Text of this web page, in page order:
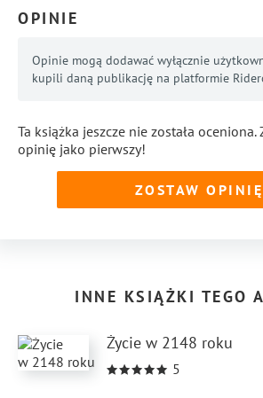
OPINIE
Opinie mogą dodawać wyłącznie
kupili daną publikację na platformie
Ta książka jeszcze nie została
opinię jako pierwszy!
ZOSTAW OPINIĘ
INNE KSIĄŻKI TEGO
Życie w 2148 roku
5